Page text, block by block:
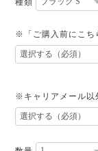
種類
※「ご購入前にこち
※キャリアメール以